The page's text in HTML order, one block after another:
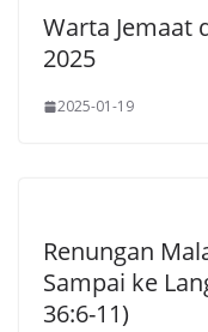
Warta Jemaat
2025
2025-01-19
Renungan
Sampai ke
36:6-11)